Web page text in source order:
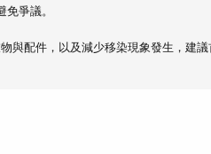
爭議。
與配件，以及減少移染現象發生，建